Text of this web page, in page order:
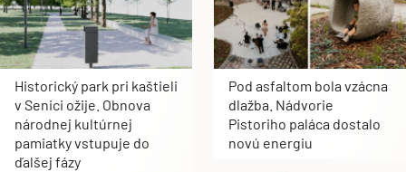
Historický park pri kaštieli
v Senici ožije. Obnova
národnej kultúrnej
pamiatky vstupuje do
ďalšej fázy
Pod asfaltom bola vzácna
dlažba. Nádvorie
Pistoriho paláca dostalo
novú energiu